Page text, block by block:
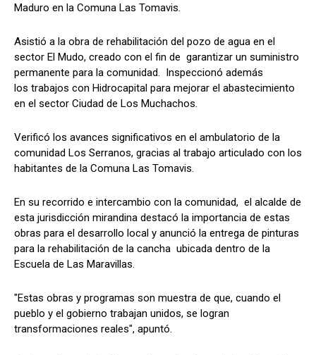
Maduro en la Comuna Las Tomavis.
Asistió a la obra de rehabilitación del pozo de agua en el
sector El Mudo, creado con el fin de garantizar un suministro
permanente para la comunidad. Inspeccionó además
los trabajos con Hidrocapital para mejorar el abastecimiento
en el sector Ciudad de Los Muchachos.
Verificó los avances significativos en el ambulatorio de la
comunidad Los Serranos, gracias al trabajo articulado con los
habitantes de la Comuna Las Tomavis.
En su recorrido e intercambio con la comunidad, el alcalde de
esta jurisdicción mirandina destacó la importancia de estas
obras para el desarrollo local y anunció la entrega de pinturas
para la rehabilitación de la cancha ubicada dentro de la
Escuela de Las Maravillas.
"Estas obras y programas son muestra de que, cuando el
pueblo y el gobierno trabajan unidos, se logran
transformaciones reales", apuntó.